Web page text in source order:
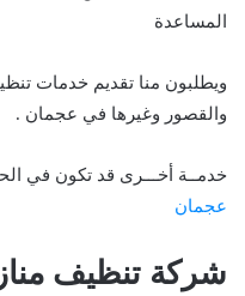
المساعدة
ويطلبون منا تقديم خدمات
والقصور وغيرها في عجمان .
خدمــة أخـــرى قد تكون في
عجمان
شركة تنظيف